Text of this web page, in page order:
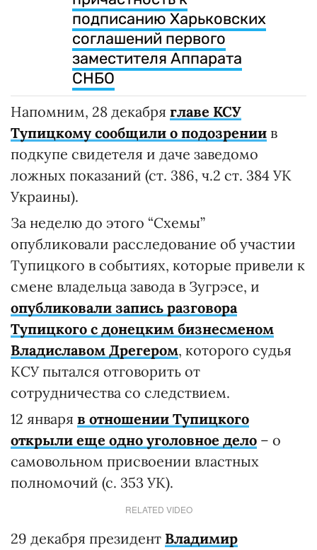
подписанию Харьковских
соглашений первого
заместителя Аппарата
СНБО
Напомним, 28 декабря главе КСУ
Тупицкому сообщили о подозрении в
подкупе свидетеля и даче заведомо
ложных показаний (ст. 386, ч.2 ст. 384 УК
Украины).
За неделю до этого “Схемы”
опубликовали расследование об участии
Тупицкого в событиях, которые привели к
смене владельца завода в Зугрэсе, и
опубликовали запись разговора
Тупицкого с донецким бизнесменом
Владиславом Дрегером, которого судья
КСУ пытался отговорить от
сотрудничества со следствием.
12 января в отношении Тупицкого
открыли еще одно уголовное дело – о
самовольном присвоении властных
полномочий (с. 353 УК).
RELATED VIDEO
29 декабря президент Владимир